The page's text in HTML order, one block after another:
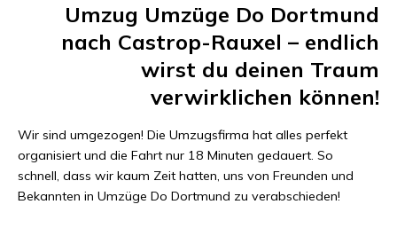
Umzug Umzüge Do Dortmund
nach Castrop-Rauxel – endlich
wirst du deinen Traum
verwirklichen können!
Wir sind umgezogen! Die Umzugsfirma hat alles perfekt
organisiert und die Fahrt nur 18 Minuten gedauert. So
schnell, dass wir kaum Zeit hatten, uns von Freunden und
Bekannten in Umzüge Do Dortmund zu verabschieden!